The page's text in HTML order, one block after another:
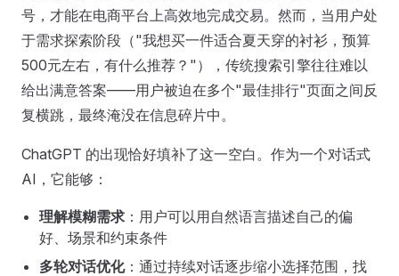
号，才能在电商平台上高效地完成交易。然而，当用户处
于需求探索阶段（"我想买一件适合夏天穿的衬衫，预算
500元左右，有什么推荐？"），传统搜索引擎往往难以
给出满意答案——用户被迫在多个"最佳排行"页面之间反
复横跳，最终淹没在信息碎片中。
ChatGPT 的出现恰好填补了这一空白。作为一个对话式
AI，它能够：
理解模糊需求 ：用户可以用自然语言描述自己的偏
好、场景和约束条件
多轮对话优化：通过持续对话逐步缩小选择范围，找